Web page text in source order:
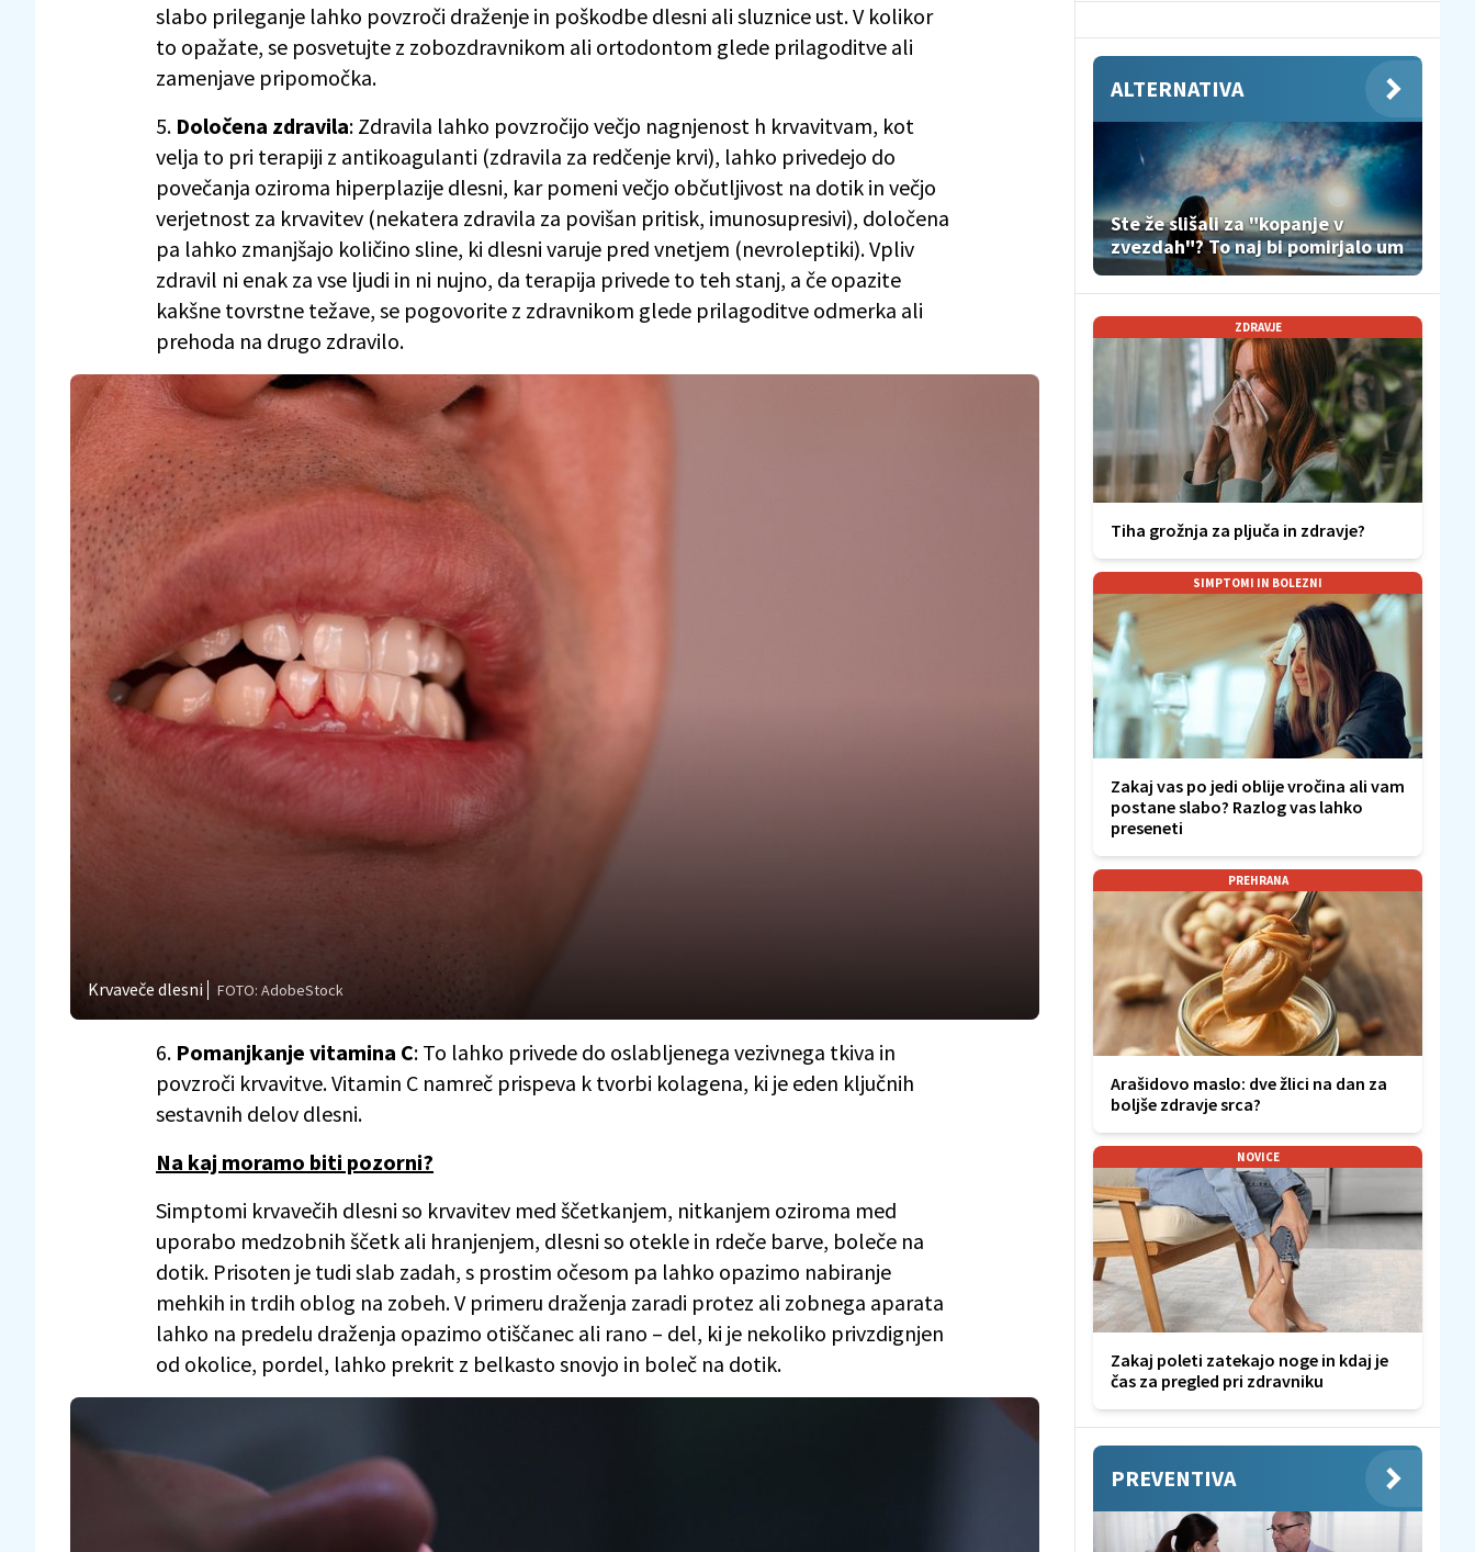
slabo prileganje lahko povzroči draženje in poškodbe dlesni ali sluznice ust. V kolikor
to opažate, se posvetujte z zobozdravnikom ali ortodontom glede prilagoditve ali
zamenjave pripomočka.
5. Določena zdravila: Zdravila lahko povzročijo večjo nagnjenost h krvavitvam, kot
velja to pri terapiji z antikoagulanti (zdravila za redčenje krvi), lahko privedejo do
povečanja oziroma hiperplazije dlesni, kar pomeni večjo občutljivost na dotik in večjo
verjetnost za krvavitev (nekatera zdravila za povišan pritisk, imunosupresivi), določena
pa lahko zmanjšajo količino sline, ki dlesni varuje pred vnetjem (nevroleptiki). Vpliv
zdravil ni enak za vse ljudi in ni nujno, da terapija privede to teh stanj, a če opazite
kakšne tovrstne težave, se pogovorite z zdravnikom glede prilagoditve odmerka ali
prehoda na drugo zdravilo.
Krvaveče dlesni FOTO: AdobeStock
6. Pomanjkanje vitamina C: To lahko privede do oslabljenega vezivnega tkiva in
povzroči krvavitve. Vitamin C namreč prispeva k tvorbi kolagena, ki je eden ključnih
sestavnih delov dlesni.
Na kaj moramo biti pozorni?
Simptomi krvavečih dlesni so krvavitev med ščetkanjem, nitkanjem oziroma med
uporabo medzobnih ščetk ali hranjenjem, dlesni so otekle in rdeče barve, boleče na
dotik. Prisoten je tudi slab zadah, s prostim očesom pa lahko opazimo nabiranje
mehkih in trdih oblog na zobeh. V primeru draženja zaradi protez ali zobnega aparata
lahko na predelu draženja opazimo otiščanec ali rano – del, ki je nekoliko privzdignjen
od okolice, pordel, lahko prekrit z belkasto snovjo in boleč na dotik.
ALTERNATIVA
Ste že slišali za "kopanje v
zvezdah"? To naj bi pomirjalo um
ZDRAVJE
Tiha grožnja za pljuča in zdravje?
SIMPTOMI IN BOLEZNI
Zakaj vas po jedi oblije vročina ali vam
postane slabo? Razlog vas lahko
preseneti
PREHRANA
Arašidovo maslo: dve žlici na dan za
boljše zdravje srca?
NOVICE
Zakaj poleti zatekajo noge in kdaj je
čas za pregled pri zdravniku
PREVENTIVA